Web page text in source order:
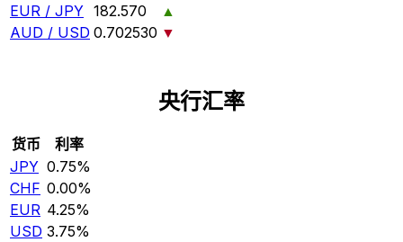
EUR / JPY 182.570
▲
AUD / USD 0.702530 ▼
央行汇率
货币
利率
JPY 0.75%
CHF 0.00%
EUR 4.25%
USD 3.75%